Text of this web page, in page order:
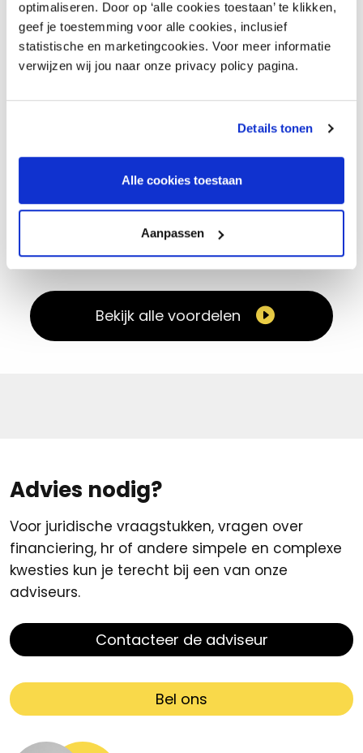
optimaliseren. Door op ‘alle cookies toestaan’ te klikken,
geef je toestemming voor alle cookies, inclusief
statistische en marketingcookies. Voor meer informatie
verwijzen wij jou naar onze privacy policy pagina.
Details tonen
Alle cookies toestaan
Aanpassen
Collectieve voordelen van
inretail
kortingen ​bieden op uiteenlopende
telefonie. Dat voordeel kan snel oplopen
jaar. De contributie wordt zo al snel
terugverdiend. Wij regelen de beste
voorwaarden. Wel zo makkelijk. ​
Bekijk alle voordelen
Advies nodig?
Voor juridische vraagstukken, vragen over
financiering, hr of andere simpele en complexe
kwesties kun je terecht bij een van onze
adviseurs.
Contacteer de adviseur
Bel ons